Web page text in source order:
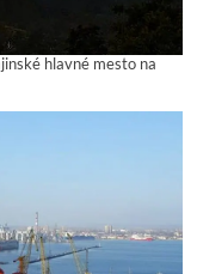
hlavné mesto na